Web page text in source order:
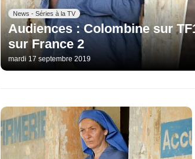
News - Séries à la TV
Audiences : Colombine sur
sur France 2
mardi 17 septembre 2019